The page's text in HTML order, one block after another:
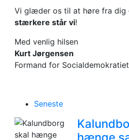
Vi glæder os til at høre fra dig
stærkere står vi!
Med venlig hilsen
Kurt Jørgensen
Formand for
Seneste